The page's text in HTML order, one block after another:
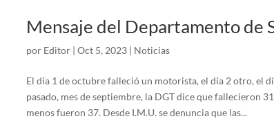
Mensaje del Departamento de
por Editor| Oct 5, 2023| Noticias
El día 1 de octubre falleció un motorista, el día 2 otro, el
pasado, mes de septiembre, la DGT dice que fallecieron
menos fueron 37. Desde I.M.U. se denuncia que las...